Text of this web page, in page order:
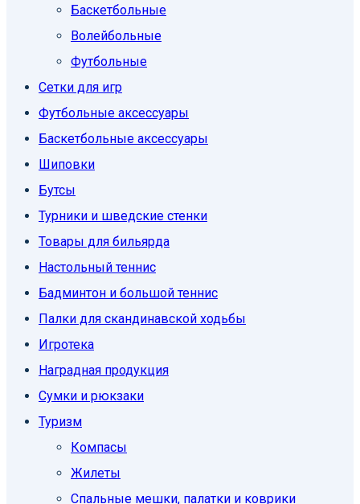
Баскетбольные
Волейбольные
Футбольные
Сетки для игр
Футбольные аксессуары
Баскетбольные аксессуары
Шиповки
Бутсы
Турники и шведские стенки
Товары для бильярда
Настольный теннис
Бадминтон и большой теннис
Палки для скандинавской ходьбы
Игротека
Наградная продукция
Сумки и рюкзаки
Туризм
Компасы
Жилеты
Спальные мешки, палатки и коврики